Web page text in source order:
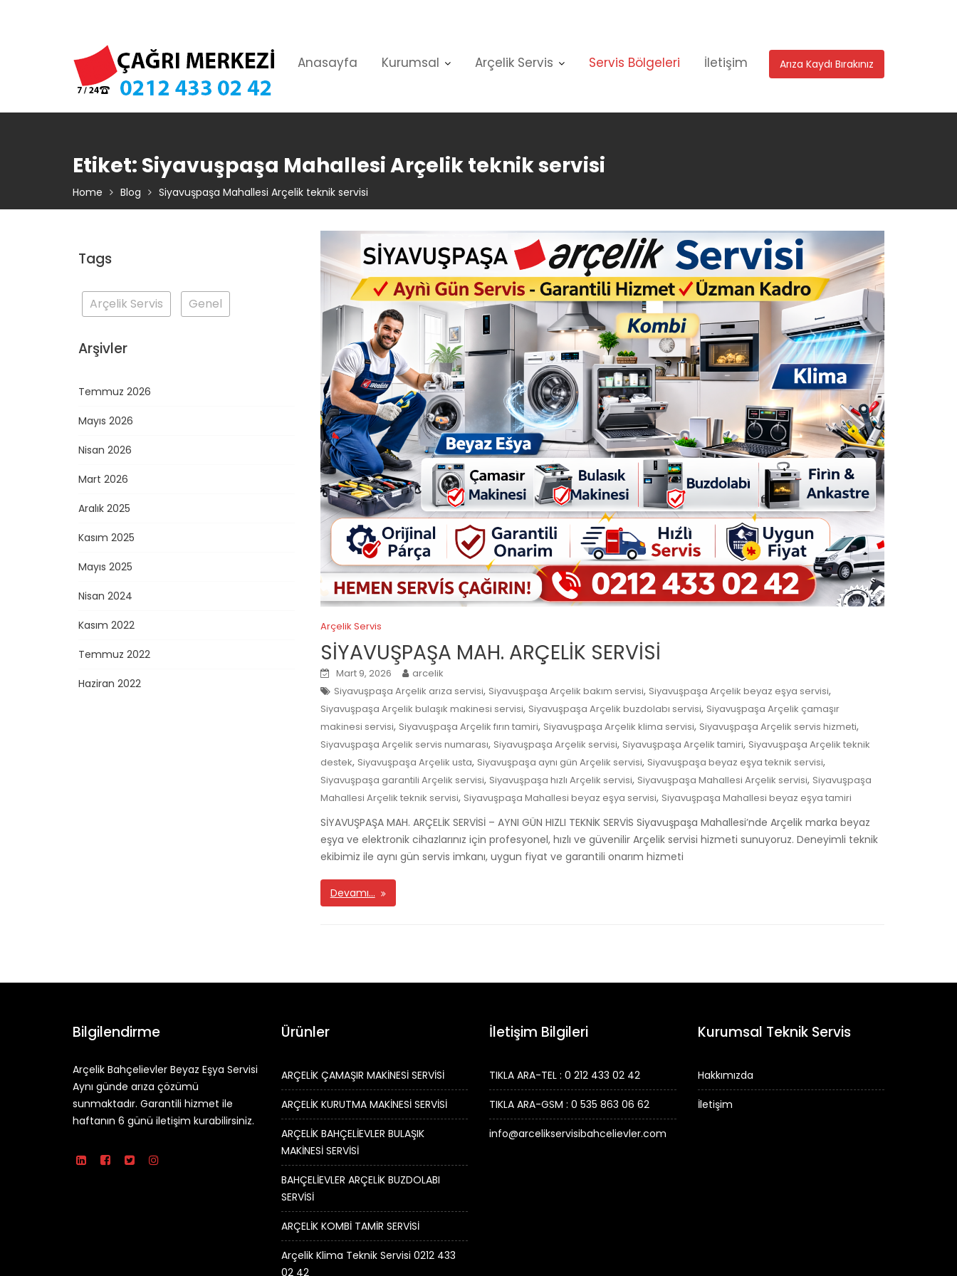
Arıza Kaydı Bırakınız
Anasayfa Kurumsal Arçelik Servis Servis Bölgeleri İletişim
Etiket: Siyavuşpaşa Mahallesi Arçelik teknik servisi
Home Blog Siyavuşpaşa Mahallesi Arçelik teknik servisi
Arçelik Servis
SİYAVUŞPAŞA MAH. ARÇELİK SERVİSİ
Mart 9, 2026
arcelik
Siyavuşpaşa Arçelik arıza servisi, Siyavuşpaşa Arçelik bakım servisi, Siyavuşpaşa Arçelik beyaz eşya servisi,
Siyavuşpaşa Arçelik bulaşık makinesi servisi, Siyavuşpaşa Arçelik buzdolabı servisi, Siyavuşpaşa Arçelik çamaşır
makinesi servisi, Siyavuşpaşa Arçelik fırın tamiri, Siyavuşpaşa Arçelik klima servisi, Siyavuşpaşa Arçelik servis hizmeti,
Siyavuşpaşa Arçelik servis numarası, Siyavuşpaşa Arçelik servisi, Siyavuşpaşa Arçelik tamiri, Siyavuşpaşa Arçelik teknik
destek, Siyavuşpaşa Arçelik usta, Siyavuşpaşa aynı gün Arçelik servisi, Siyavuşpaşa beyaz eşya teknik servisi,
Siyavuşpaşa garantili Arçelik servisi, Siyavuşpaşa hızlı Arçelik servisi, Siyavuşpaşa Mahallesi Arçelik servisi, Siyavuşpaşa
Mahallesi Arçelik teknik servisi, Siyavuşpaşa Mahallesi beyaz eşya servisi, Siyavuşpaşa Mahallesi beyaz eşya tamiri
SİYAVUŞPAŞA MAH. ARÇELİK SERVİSİ – AYNI GÜN HIZLI TEKNİK SERVİS Siyavuşpaşa Mahallesi’nde Arçelik marka beyaz
eşya ve elektronik cihazlarınız için profesyonel, hızlı ve güvenilir Arçelik servisi hizmeti sunuyoruz. Deneyimli teknik
ekibimiz ile aynı gün servis imkanı, uygun fiyat ve garantili onarım hizmeti
Devamı…
Tags
Arçelik Servis Genel
Arşivler
Temmuz 2026
Mayıs 2026
Nisan 2026
Mart 2026
Aralık 2025
Kasım 2025
Mayıs 2025
Nisan 2024
Kasım 2022
Temmuz 2022
Haziran 2022
Bilgilendirme
Arçelik Bahçelievler Beyaz Eşya Servisi
Aynı günde arıza çözümü
sunmaktadır. Garantili hizmet ile
haftanın 6 günü iletişim kurabilirsiniz.
Ürünler
ARÇELİK ÇAMAŞIR MAKİNESİ SERVİSİ
ARÇELİK KURUTMA MAKİNESİ SERVİSİ
ARÇELİK BAHÇELİEVLER BULAŞIK
MAKİNESİ SERVİSİ
BAHÇELİEVLER ARÇELİK BUZDOLABI
SERVİSİ
ARÇELİK KOMBİ TAMİR SERVİSİ
Arçelik Klima Teknik Servisi 0212 433
02 42
İletişim Bilgileri
TIKLA ARA-TEL : 0 212 433 02 42
TIKLA ARA-GSM : 0 535 863 06 62
info@arcelikservisibahcelievler.com
Kurumsal Teknik Servis
Hakkımızda
İletişim